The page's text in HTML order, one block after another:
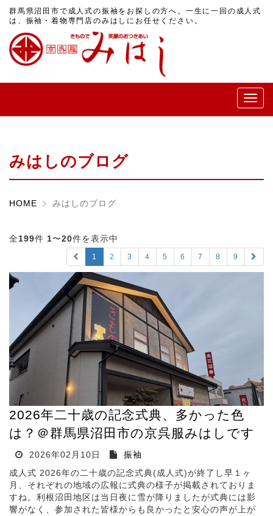
群馬県沼田市で成人式の振袖をお探しの方へ。一生に一回の成人式
は、振袖・着物専門店のみはしにお任せください。
メ
ニ
みはしのブログ
HOME みはしのブログ
全199件 1〜20件を表示中
1 2 3 4 5 6 7 8 9
2026年二十歳の記念式典、多かった色
は？＠群馬県沼田市の京呉服みはしです
2026年02月10日
振袖
成人式 2026年の二十歳の記念式典(成人式)が終了し早１ヶ
月、それぞれの地域の広報に式典の様子が掲載されておりま
すね。利根沼田地区は当日夜に雪が降りましたが式典には影
響がなく、参加された皆様からも良かったと安心の声が上が